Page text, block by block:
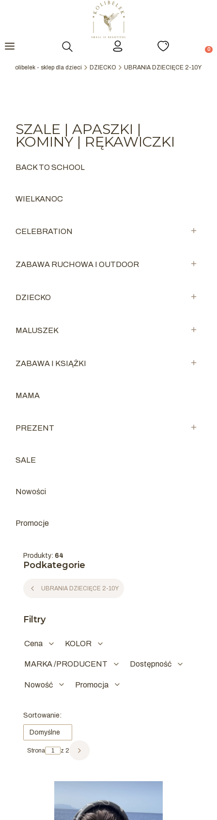
Otwórz wyszukiwarkę
kolibelek - sklep dla dzieci DZIECKO UBRANIA DZIECIĘCE 2-10Y
SZALE | APASZKI |
KOMINY | RĘKAWICZKI
Kategoria - BACK TO SCHOOL
BACK TO SCHOOL
Kategoria - WIELKANOC
WIELKANOC
Kategoria - CELEBRATION
CELEBRATION
Kategoria - ZABAWA RUCHOWA I OUTDOOR
ZABAWA RUCHOWA I OUTDOOR
Kategoria - DZIECKO
DZIECKO
Kategoria - MALUSZEK
MALUSZEK
Kategoria - ZABAWA I KSIĄŻKI
ZABAWA I KSIĄŻKI
Kategoria - MAMA
MAMA
Kategoria - PREZENT
PREZENT
Kategoria - SALE
SALE
Nowości
Promocje
Produkty: 64
Podkategorie
UBRANIA DZIECIĘCE 2-10Y
Filtry
Cena KOLOR
MARKA /PRODUCENT Dostępność
Nowość Promocja
Lista produktów
Sortowanie:
Domyślne
Strona z 2 Następne produkty